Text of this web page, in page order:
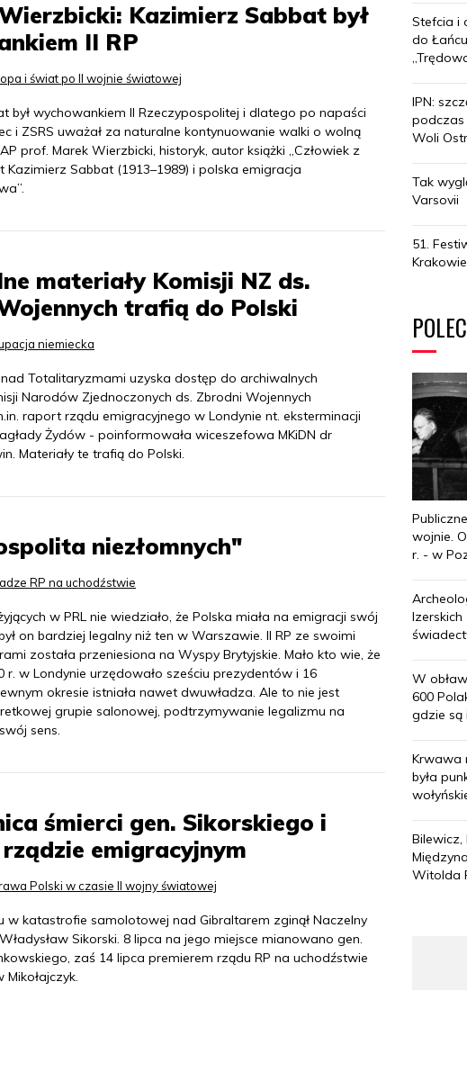
Kazimierz Sabbat był
II RP
i świat po II wojnie światowej
był wychowankiem II Rzeczypospolitej i dlatego po napaści
i ZSRS uważał za naturalne kontynuowanie walki o wolną
prof. Marek Wierzbicki, historyk, autor książki „Człowiek z
Kazimierz Sabbat (1913–1989) i polska emigracja
materiały Komisji NZ ds.
trafią do Polski
niemiecka
Totalitaryzmami uzyska dostęp do archiwalnych
Narodów Zjednoczonych ds. Zbrodni Wojennych
raport rządu emigracyjnego w Londynie nt. eksterminacji
Żydów - poinformowała wiceszefowa MKiDN dr
Materiały te trafią do Polski.
niezłomnych"
RP na uchodźstwie
w PRL nie wiedziało, że Polska miała na emigracji swój
on bardziej legalny niż ten w Warszawie. II RP ze swoimi
została przeniesiona na Wyspy Brytyjskie. Mało kto wie, że
r. w Londynie urzędowało sześciu prezydentów i 16
okresie istniała nawet dwuwładza. Ale to nie jest
grupie salonowej, podtrzymywanie legalizmu na
sens.
śmierci gen. Sikorskiego i
emigracyjnym
Polski w czasie II wojny światowej
w katastrofie samolotowej nad Gibraltarem zginął Naczelny
Sikorski. 8 lipca na jego miejsce mianowano gen.
zaś 14 lipca premierem rządu RP na uchodźstwie
Mikołajczyk.
Stefcia i
do
IPN:
podczas
Woli
Tak
Varsovii
51.
wojnie.
r. - w
W
600
gdzie są
Krwawa
była
Witolda